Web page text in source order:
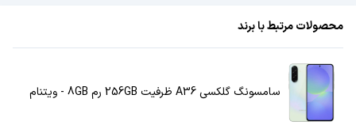
محصولات مرتبط با برند
سامسونگ گلکسی A36 ظرفیت 256GB رم 8GB - ویتنام